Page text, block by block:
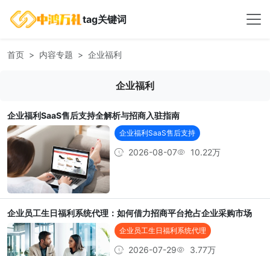
tag关键词
首页 内容专题 企业福利
企业福利
企业福利SaaS售后支持全解析与招商入驻指南
企业福利SaaS售后支持
2026-08-07 10.22万
企业员工生日福利系统代理：如何借力招商平台抢占企业采购市场
企业员工生日福利系统代理
2026-07-29 3.77万